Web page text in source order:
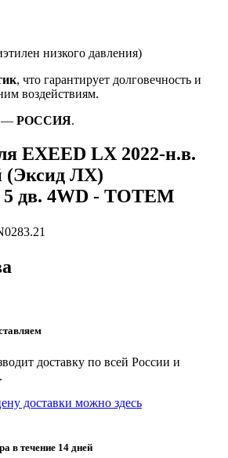
низкого давления)
, что гарантирует долговечность и
воздействиям.
— РОССИЯ.
EXEED LX 2022-н.в.
(Эксид ЛХ)
дв. 4WD - TOTEM
доставку по всей России и
доставки можно здесь
в течение 14 дней